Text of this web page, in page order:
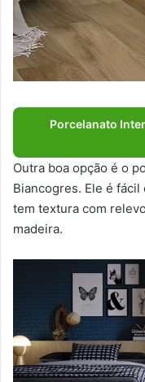
Porcelanato
Outra boa opção é o
Biancogres. Ele é
tem textura com
madeira.